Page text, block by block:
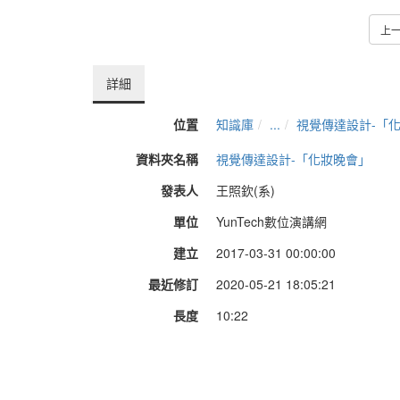
上
詳細
位置 知識庫 ...
視覺傳達設計-「化
資料夾名稱
視覺傳達設計-「化妝晚會」
發表人
王照欽(系)
單位
YunTech數位演講網
建立
2017-03-31 00:00:00
最近修訂
2020-05-21 18:05:21
長度
10:22